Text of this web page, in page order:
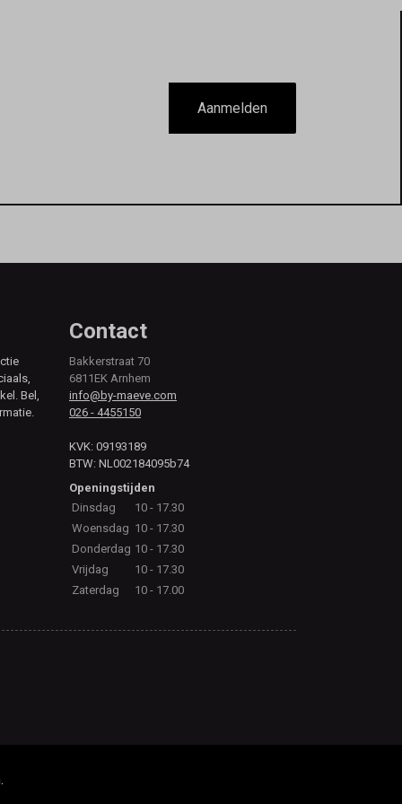
Aanmelden
Bel,
Contact
Bakkerstraat 70
6811EK Arnhem
info@by-maeve.com
026 - 4455150
KVK: 09193189
BTW: NL002184095b74
Openingstijden
Dinsdag
10 - 17.30
Woensdag 10 - 17.30
Donderdag 10 - 17.30
Vrijdag
10 - 17.30
Zaterdag
10 - 17.00